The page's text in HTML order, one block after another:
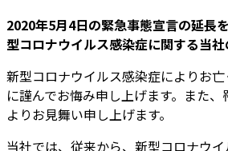
2020年5月4日の緊急事態宣言の延長
型コロナウイルス感染症に関する当
新型コロナウイルス感染症によりお
に謹んでお悔み申し上げます。また
よりお見舞い申し上げます。
当社では、従来から、新型コロナウ